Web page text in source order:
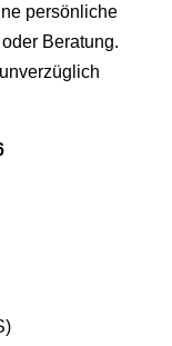
persönliche
Beratung.